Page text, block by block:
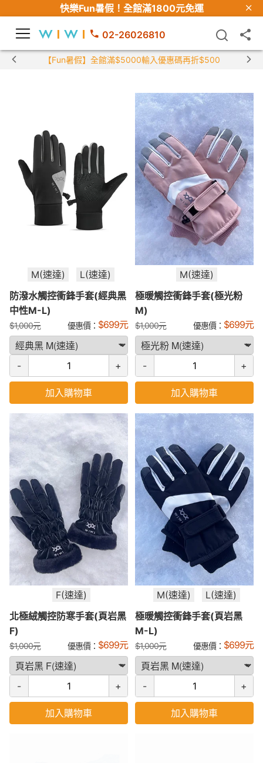
快樂Fun暑假！ 全館滿1800元免運
02-26026810
【Fun暑假】全館滿$5000輸入優惠碼再折$500
M(速達)
L(速達)
防潑水觸控衝鋒手套(經典黑
中性M-L)
$1,000元 優惠價： $699元
- +
加入購物車
M(速達)
極暖觸控衝鋒手套(極光粉
M)
$1,000元 優惠價： $699元
- +
加入購物車
F(速達)
北極絨觸控防寒手套(頁岩黑
F)
$1,000元 優惠價： $699元
- +
加入購物車
M(速達)
L(速達)
極暖觸控衝鋒手套(頁岩黑
M-L)
$1,000元 優惠價： $699元
- +
加入購物車